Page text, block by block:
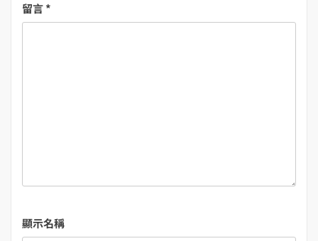
留言*
顯示名稱